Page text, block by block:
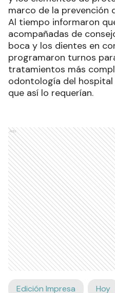
marco de la prevención
Al tiempo informaron
acompañadas de
boca y los dientes en
programaron turnos
tratamientos más
odontología del
que así lo requerían.
Ads
Edición Impresa Hoy